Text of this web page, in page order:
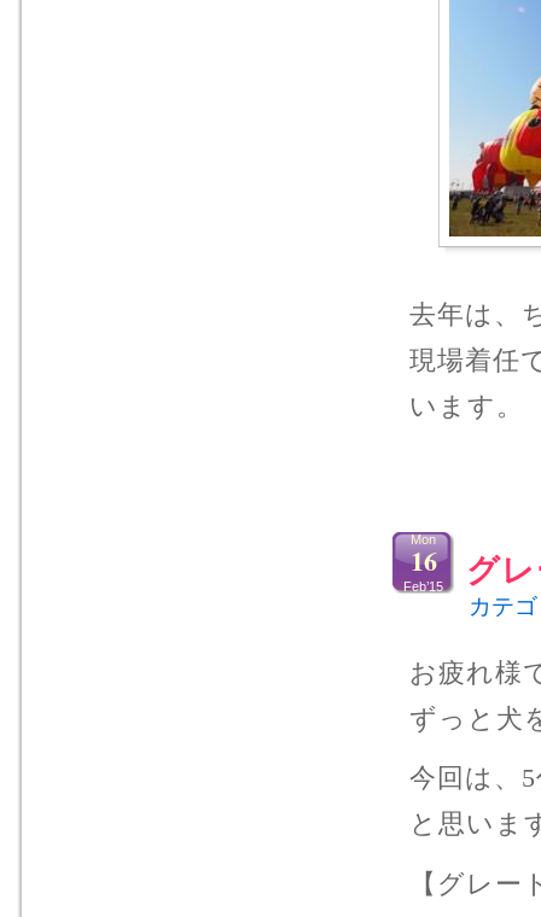
去年は、
現場着任
います。
グ
Mon
16
Feb’15
カテ
お疲れ様
ずっと犬
今回は、
と思いま
【グレ